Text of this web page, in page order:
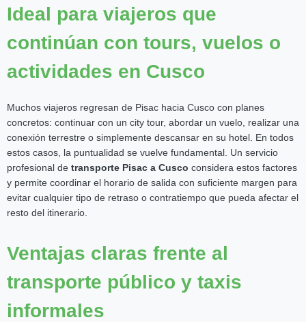
Ideal para viajeros que
continúan con tours, vuelos o
actividades en Cusco
Muchos viajeros regresan de Pisac hacia Cusco con planes
concretos: continuar con un city tour, abordar un vuelo, realizar una
conexión terrestre o simplemente descansar en su hotel. En todos
estos casos, la puntualidad se vuelve fundamental. Un servicio
profesional de transporte Pisac a Cusco considera estos factores
y permite coordinar el horario de salida con suficiente margen para
evitar cualquier tipo de retraso o contratiempo que pueda afectar el
resto del itinerario.
Ventajas claras frente al
transporte público y taxis
informales